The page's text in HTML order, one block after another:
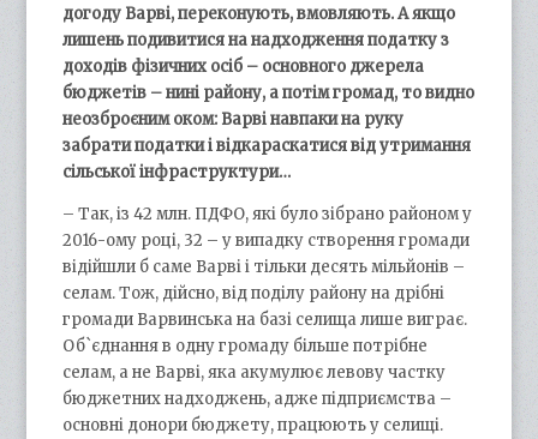
догоду Варві, переконують, вмовляють. А якщо
лишень подивитися на надходження податку з
доходів фізичних осіб – основного джерела
бюджетів – нині району, а потім громад, то видно
неозброєним оком: Варві навпаки на руку
забрати податки і відкараскатися від утримання
сільської інфраструктури…
– Так, із 42 млн. ПДФО, які було зібрано районом у
2016-ому році, 32 – у випадку створення громади
відійшли б саме Варві і тільки десять мільйонів –
селам. Тож, дійсно, від поділу району на дрібні
громади Варвинська на базі селища лише виграє.
Об`єднання в одну громаду більше потрібне
селам, а не Варві, яка акумулює левову частку
бюджетних надходжень, адже підприємства –
основні донори бюджету, працюють у селищі.